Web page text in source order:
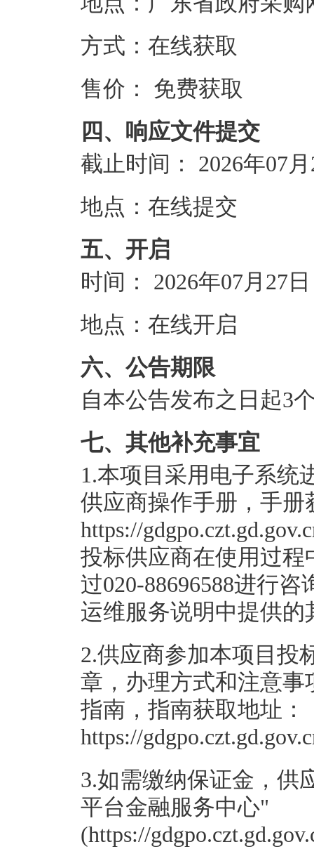
方式： 在线获取
售价：
免费获取
四、响应文件提交
截止时间：
2026年07
地点： 在线提交
五、开启
时间：
2026年07月27
地点： 在线开启
六、公告期限
自本公告发布之日起3
七、其他补充事宜
1.本项目采用电子系统
供应商操作手册，手册
https://
投标供应商在使用过
过020-88696588进行
运维服务说明中提供
2.供应商参加本项目投
章，办理方式和注意
指南，指南获取地址：
https://
3.如需缴纳保证金，供
平台金融服务中心"
(https://